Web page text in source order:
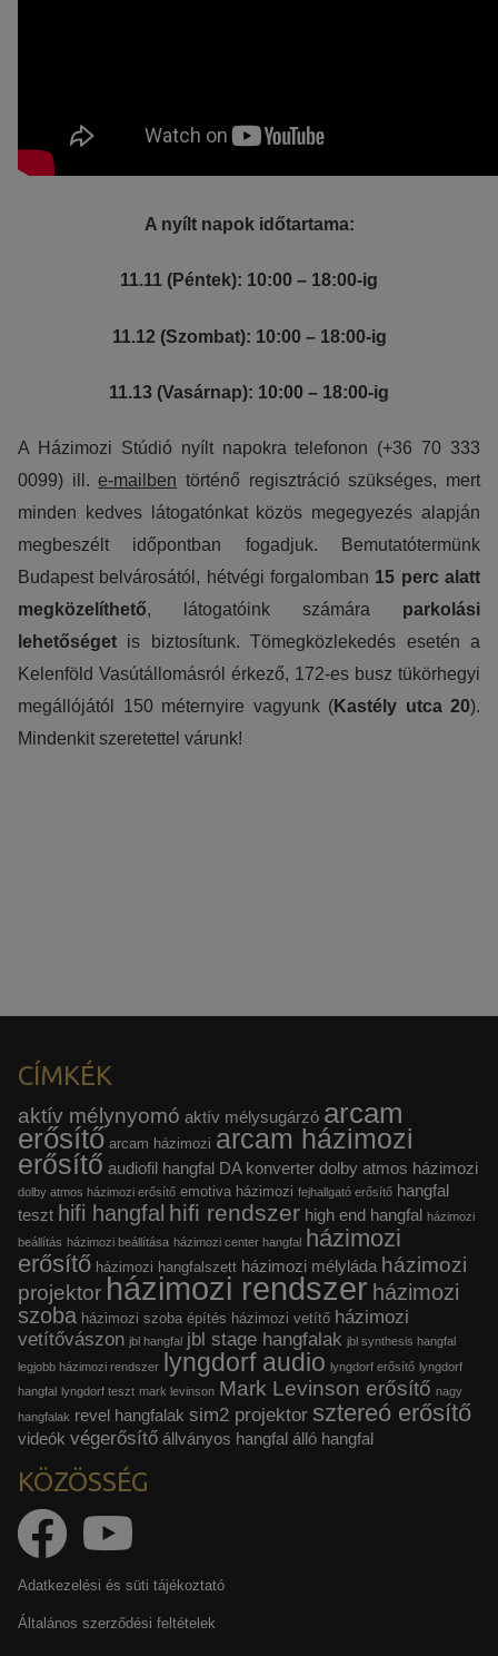
A nyílt napok időtartama:
11.11 (Péntek): 10:00 – 18:00-ig
11.12 (Szombat): 10:00 – 18:00-ig
11.13 (Vasárnap): 10:00 – 18:00-ig
A Házimozi Stúdió nyílt napokra telefonon (+36 70 333
0099) ill.e-mailben történő regisztráció szükséges, mert
minden kedves látogatónkat közös megegyezés alapján
megbeszélt időpontban fogadjuk. Bemutatótermünk
Budapest belvárosától, hétvégi forgalomban 15 perc alatt
megközelíthető, látogatóink számára parkolási
lehetőséget is biztosítunk. Tömegközlekedés esetén a
Kelenföld Vasútállomásról érkező, 172-es busz tükörhegyi
megállójától 150 méternyire vagyunk (Kastély utca 20).
Mindenkit szeretettel várunk!
CÍMKÉK
aktív mélynyomó aktív mélysugárzó arcam
erősítő arcam házimozi arcam házimozi
erősítő audiofil hangfal DA konverter dolby atmos házimozi
dolby atmos házimozi erősítő emotiva házimozi fejhallgató erősítő hangfal
teszt hifi hangfal hifi rendszer high end hangfal házimozi
beállítás házimozi beállítása házimozi center hangfal házimozi
erősítő házimozi hangfalszett házimozi mélyláda házimozi
projektor házimozi rendszer házimozi
szoba házimozi szoba építés házimozi vetítő házimozi
vetítővászon jbl hangfal jbl stage hangfalak jbl synthesis hangfal
legjobb házimozi rendszer lyngdorf audio lyngdorf erősítő lyngdorf
hangfal lyngdorf teszt mark levinson Mark Levinson erősítő nagy
hangfalak revel hangfalak sim2 projektor sztereó erősítő
videók végerősítő állványos hangfal álló hangfal
KÖZÖSSÉG
Adatkezelési és süti tájékoztató
Általános szerződési feltételek